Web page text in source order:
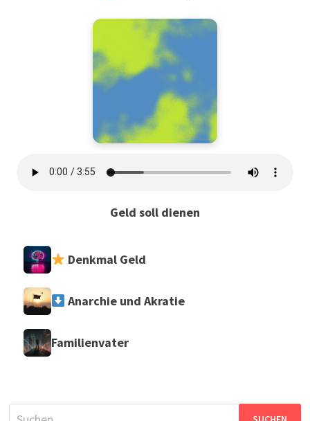
Geld soll dienen
Denkmal Geld
Anarchie und Akratie
Familienvater
Suchen